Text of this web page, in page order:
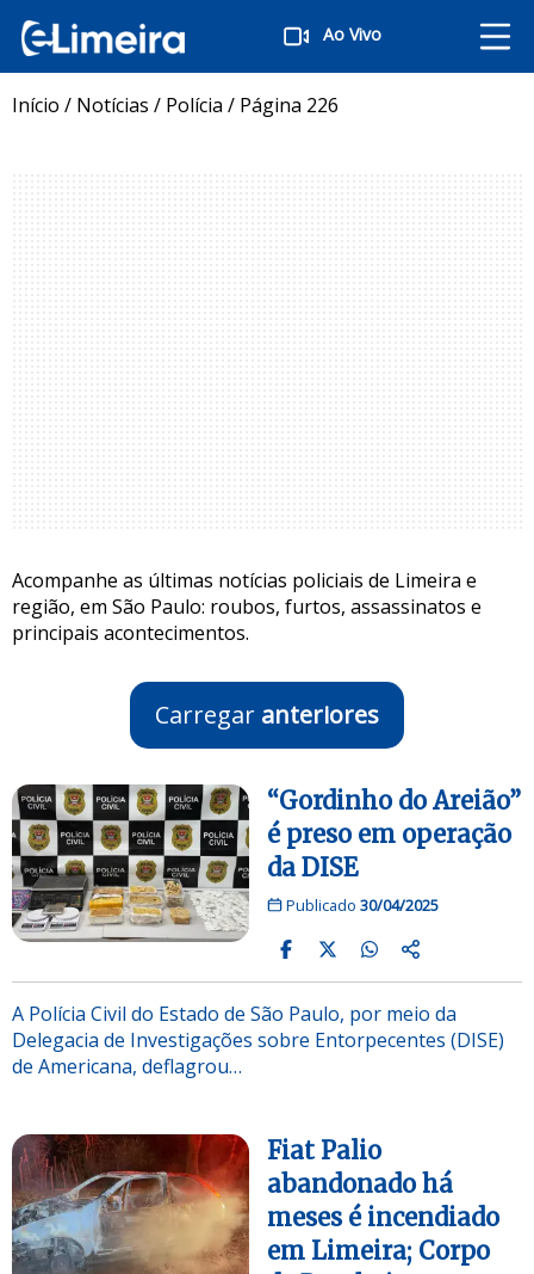
Ao Vivo
Início / Notícias / Polícia / Página 226
Acompanhe as últimas notícias policiais de Limeira e
região, em São Paulo: roubos, furtos, assassinatos e
principais acontecimentos.
Carregar anteriores
“Gordinho do Areião”
é preso em operação
da DISE
Publicado 30/04/2025
A Polícia Civil do Estado de São Paulo, por meio da
Delegacia de Investigações sobre Entorpecentes (DISE)
de Americana, deflagrou…
Fiat Palio
abandonado há
meses é incendiado
em Limeira; Corpo